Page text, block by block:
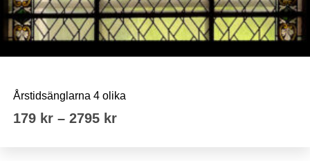
Årstidsänglarna 4 olika
179 kr – 2795 krPrisintervall: